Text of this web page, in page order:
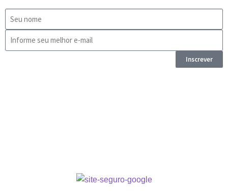
Inscrever